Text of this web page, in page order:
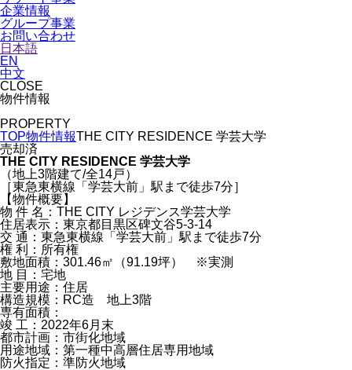
企業情報
グループ事業
お問い合わせ
日本語
EN
中文
CLOSE
物件情報
PROPERTY
TOP物件情報THE CITY RESIDENCE 学芸大学
売却済
THE CITY RESIDENCE 学芸大学
（地上3階建て/全14戸）
［東急東横線「学芸大前」駅まで徒歩7分］
【物件概要】
物 件 名：THE CITY レジデンス学芸大学
住居表示：東京都目黒区碑文谷5-3-14
交 通：東急東横線「学芸大前」駅まで徒歩7分
権 利：所有権
敷地面積：301.46㎡（91.19坪） ※実測
地 目：宅地
主要用途：住居
構造規模：RC造 地上3階
専有面積：
竣 工：2022年6月末
都市計画：市街化地域
用途地域：第一種中高層住居専用地域
防火指定：準防火地域